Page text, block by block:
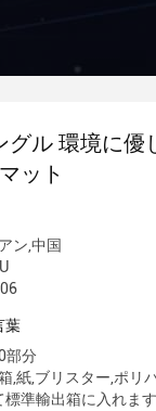
グル 環境に優
ット
ン,中国
葉
部分
,紙,ブリスター,ポリ
準輸出箱に入れます